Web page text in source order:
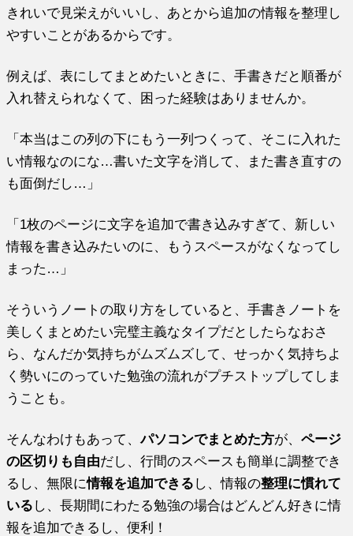
きれいで見栄えがいいし、あとから追加の情報を整理し
やすいことがあるからです。
例えば、表にしてまとめたいときに、手書きだと順番が
入れ替えられなくて、困った経験はありませんか。
「本当はこの列の下にもう一列つくって、そこに入れた
い情報なのにな…書いた文字を消して、また書き直すの
も面倒だし…」
「1枚のページに文字を追加で書き込みすぎて、新しい
情報を書き込みたいのに、もうスペースがなくなってし
まった…」
そういうノートの取り方をしていると、手書きノートを
美しくまとめたい完璧主義なタイプだとしたらなおさ
ら、なんだか気持ちがムズムズして、せっかく気持ちよ
く勢いにのっていた勉強の流れがプチストップしてしま
うことも。
そんなわけもあって、パソコンでまとめた方が、ページ
の区切りも自由だし、行間のスペースも簡単に調整でき
るし、無限に情報を追加できる し、情報の整理に慣れて
いる し、長期間にわたる勉強の場合はどんどん好きに情
報を追加できるし、便利！